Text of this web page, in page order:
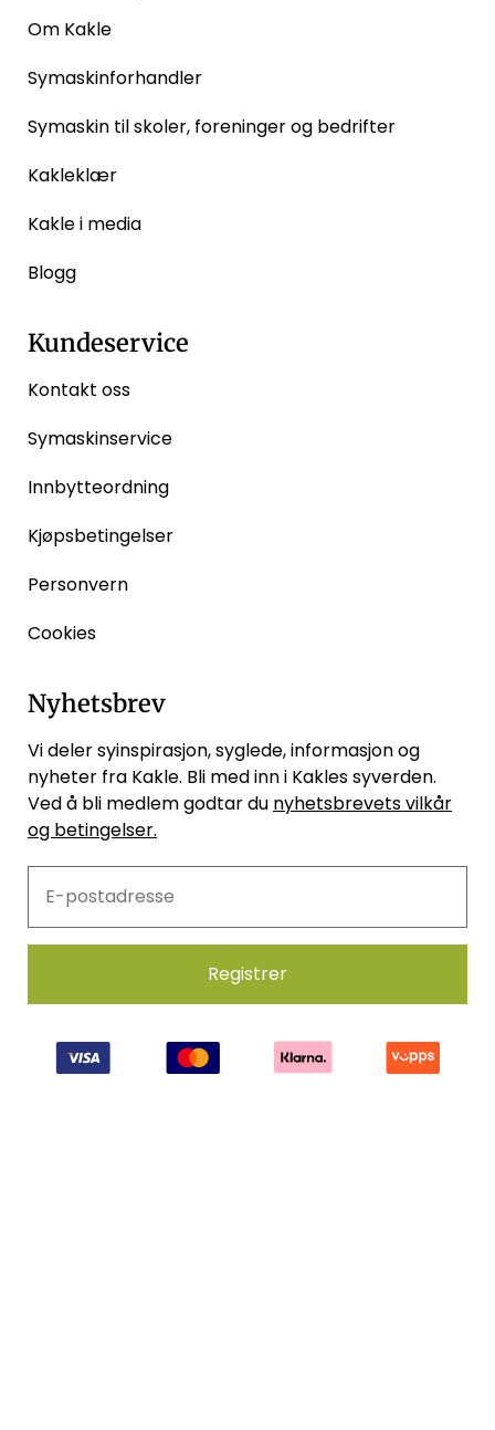
Om Kakle
Symaskinforhandler
Symaskin til skoler, foreninger og bedrifter
Kakleklær
Kakle i media
Blogg
Kundeservice
Kontakt oss
Symaskinservice
Innbytteordning
Kjøpsbetingelser
Personvern
Cookies
Nyhetsbrev
Vi deler syinspirasjon, syglede, informasjon og
nyheter fra Kakle. Bli med inn i Kakles syverden.
Ved å bli medlem godtar du nyhetsbrevets vilkår
og betingelser.